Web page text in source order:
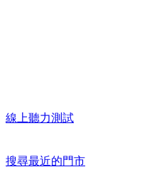
線上聽力測試
搜尋最近的門市